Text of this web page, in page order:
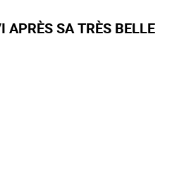
APRÈS SA TRÈS BELLE